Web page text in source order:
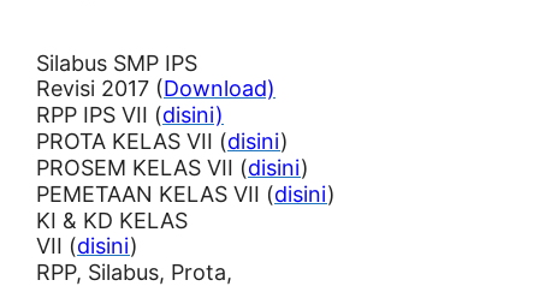
Silabus SMP IPS
Revisi 2017 (Download)
RPP IPS VII (disini)
PROTA KELAS VII (disini)
PROSEM KELAS VII (disini)
PEMETAAN KELAS VII (disini)
KI & KD KELAS
VII (disini)
RPP, Silabus, Prota,